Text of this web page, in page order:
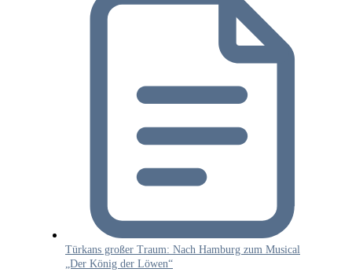
Türkans großer Traum: Nach Hamburg zum Musical
„Der König der Löwen“